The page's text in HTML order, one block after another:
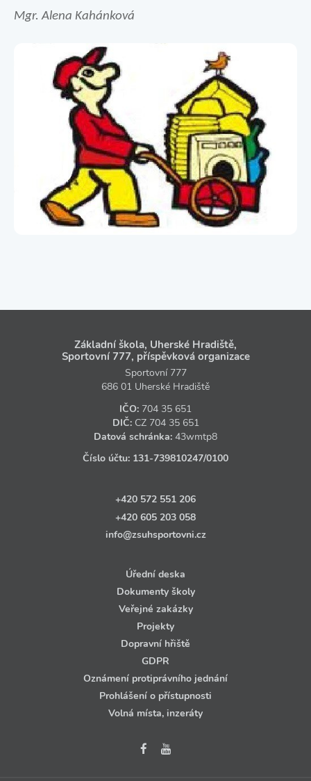
Mgr. Alena Kahánková
Základní škola, Uherské Hradiště,
Sportovní 777, příspěvková organizace
Sportovní 777
686 01 Uherské Hradiště
IČO: 704 35 651
DIČ: CZ 704 35 651
Datová schránka: 43wmtp8
Číslo účtu: 131‑739810247/0100
+420 572 551 206
+420 605 203 058
info@zsuhsportovni.cz
Úřední deska
Dokumenty školy
Veřejné zakázky
Projekty
Dopravní hřiště
GDPR
Oznámení protiprávního jednání
Prohlášení o přístupnosti
Volná místa, inzeráty